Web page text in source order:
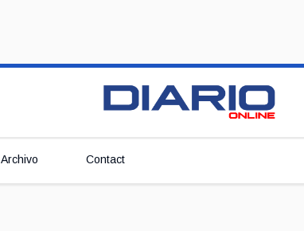
Archivo Contact